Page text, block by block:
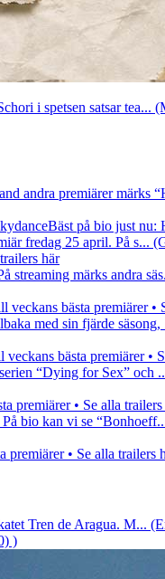
i spetsen satsar tea...
andra premiärer märks
Bäst på bio just nu:
fredag 25 april. På s...
här
streaming märks andra
bästa premiärer •
med sin fjärde
bästa premiärer •
“Dying for Sex”
premiärer • Se alla trailers
bio kan vi se
• Se alla trailers
Tren de Aragua. M...
)